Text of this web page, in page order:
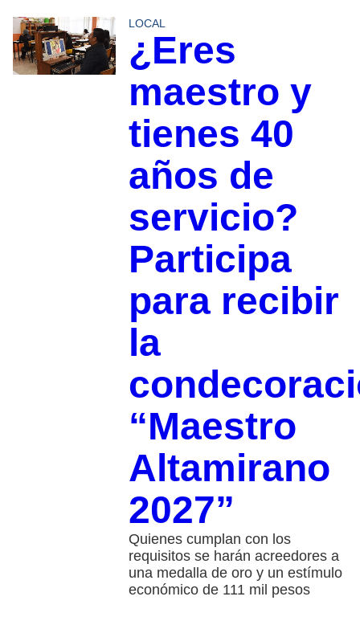
LOCAL
¿Eres
maestro y
tienes 40
años de
servicio?
Participa
para recibir
la
“Maestro
Altamirano
2027”
Quienes cumplan con los
requisitos se harán acreedores a
una medalla de oro y un estímulo
económico de 111 mil pesos